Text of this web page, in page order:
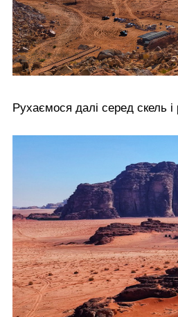
Рухаємося далі серед скель і